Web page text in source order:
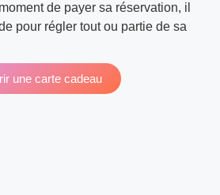
de payer sa réservation, il
pour régler tout ou partie de sa
une carte cadeau